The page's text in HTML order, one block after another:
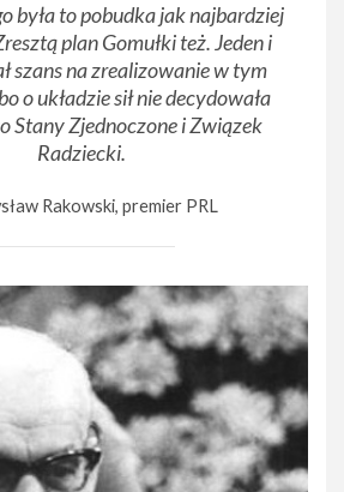
była to pobudka jak najbardziej
plan Gomułki też. Jeden i
szans na zrealizowanie w tym
o układzie sił nie decydowała
Stany Zjednoczone i Związek
Radziecki.
Rakowski, premier PRL